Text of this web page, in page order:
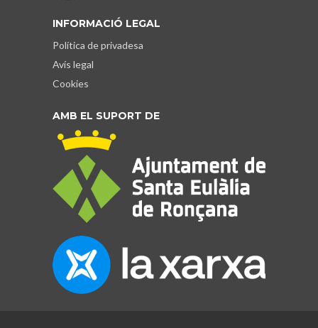
INFORMACIÓ LEGAL
Política de privadesa
Avís legal
Cookies
AMB EL SUPORT DE